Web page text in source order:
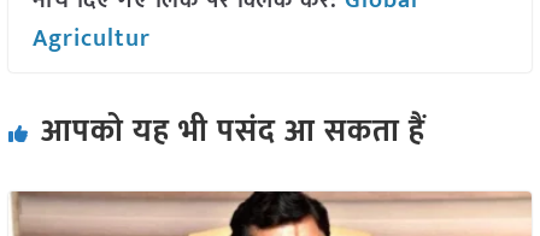
Agricultur
आपको यह भी पसंद आ सकता हैं